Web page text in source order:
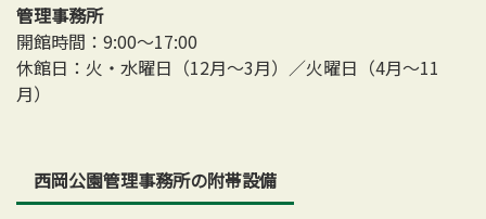
管理事務所
開館時間：9:00～17:00
休館日：火・水曜日（12月～3月）／火曜日（4月～11
月）
西岡公園管理事務所の附帯設備